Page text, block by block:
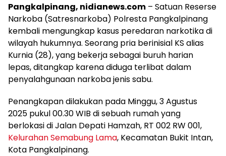
Pangkalpinang, nidianews.com – Satuan Reserse
Narkoba (Satresnarkoba) Polresta Pangkalpinang
kembali mengungkap kasus peredaran narkotika di
wilayah hukumnya. Seorang pria berinisial KS alias
Kurnia (28), yang bekerja sebagai buruh harian
lepas, ditangkap karena diduga terlibat dalam
penyalahgunaan narkoba jenis sabu.
Penangkapan dilakukan pada Minggu, 3 Agustus
2025 pukul 00.30 WIB di sebuah rumah yang
berlokasi di Jalan Depati Hamzah, RT 002 RW 001,
Kelurahan Semabung Lama, Kecamatan Bukit Intan,
Kota Pangkalpinang.